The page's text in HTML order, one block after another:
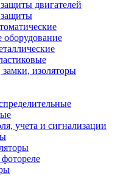
двигателей
изоляторы
учета и сигнализации